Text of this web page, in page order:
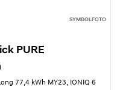
SYMBOLFOTO
PURE
77,4 kWh MY23, IONIQ 6